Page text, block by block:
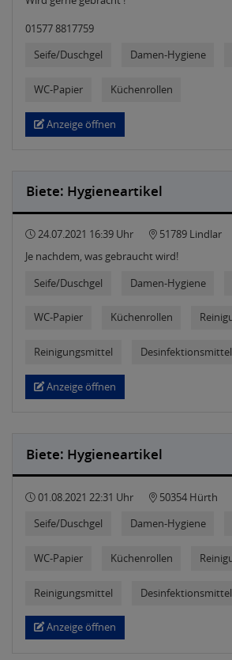
01577 8817759
Seife/Duschgel
Damen-Hygiene
WC-Papier Küchenrollen
Anzeige öffnen
Biete: Hygieneartikel
24.07.2021 16:39 Uhr
51789 Lindlar
Je nachdem, was gebraucht wird!
Seife/Duschgel
Damen-Hygiene
WC-Papier Küchenrollen
Reinigungsmittel Desinfektionsmittel
Anzeige öffnen
Biete: Hygieneartikel
01.08.2021 22:31 Uhr
50354 Hürth
Seife/Duschgel
Damen-Hygiene
WC-Papier Küchenrollen
Reinigungsmittel Desinfektionsmittel
Anzeige öffnen